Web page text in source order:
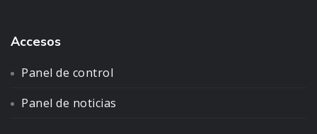
Accesos
Panel de control
Panel de noticias